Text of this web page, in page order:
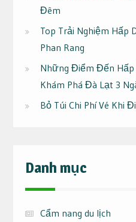
Đêm
Top Trải Nghiệm Hấp
Phan Rang
Những Điểm Đến Hấp
Khám Phá Đà Lạt 3
Bỏ Túi Chi Phí Vé Khi
Danh mục
Cẩm nang du lịch